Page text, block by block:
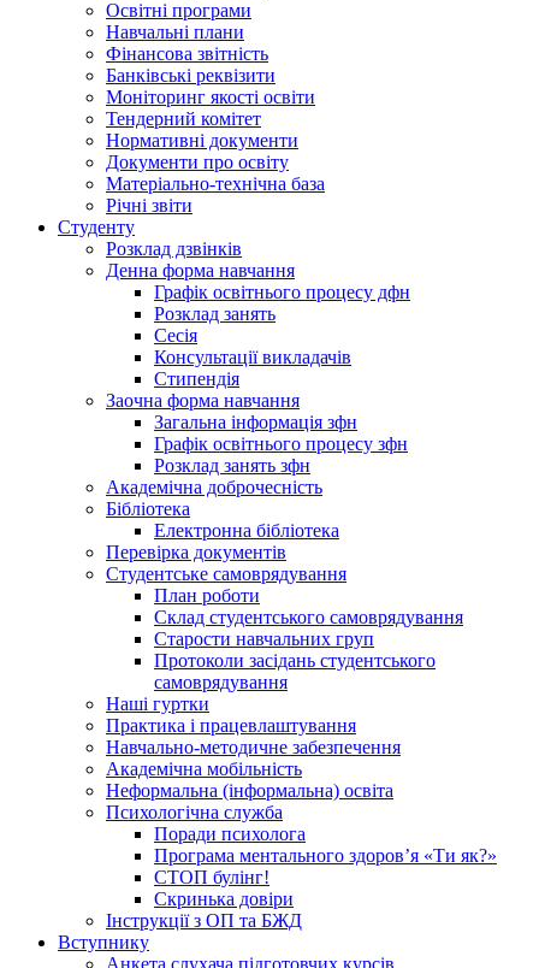
Освітні програми
Навчальні плани
Фінансова звітність
Банківські реквізити
Моніторинг якості освіти
Тендерний комітет
Нормативні документи
Документи про освіту
Матеріально-технічна база
Річні звіти
Студенту
Розклад дзвінків
Денна форма навчання
Графік освітнього процесу дфн
Розклад занять
Сесія
Консультації викладачів
Стипендія
Заочна форма навчання
Загальна інформація зфн
Графік освітнього процесу зфн
Розклад занять зфн
Академічна доброчесність
Бібліотека
Електронна бібліотека
Перевірка документів
Студентське самоврядування
План роботи
Склад студентського самоврядування
Старости навчальних груп
Протоколи засідань студентського
самоврядування
Наші гуртки
Практика і працевлаштування
Навчально-методичне забезпечення
Академічна мобільність
Неформальна (інформальна) освіта
Психологічна служба
Поради психолога
Програма ментального здоров’я «Ти як?»
СТОП булінг!
Скринька довіри
Інструкції з ОП та БЖД
Вступнику
Анкета слухача підготовчих курсів